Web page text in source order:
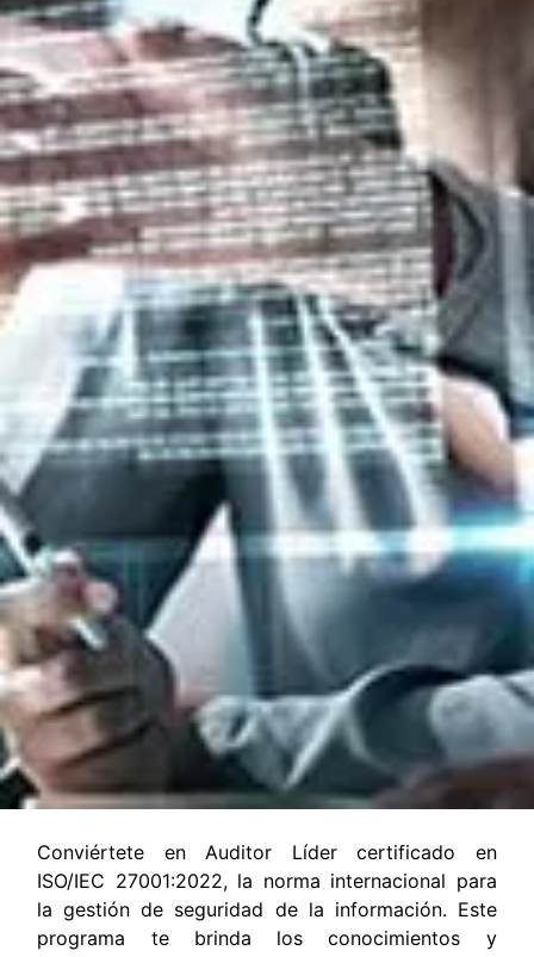
Conviértete en Auditor Líder certificado en
ISO/IEC 27001:2022, la norma internacional para
la gestión de seguridad de la información. Este
programa te brinda los conocimientos y